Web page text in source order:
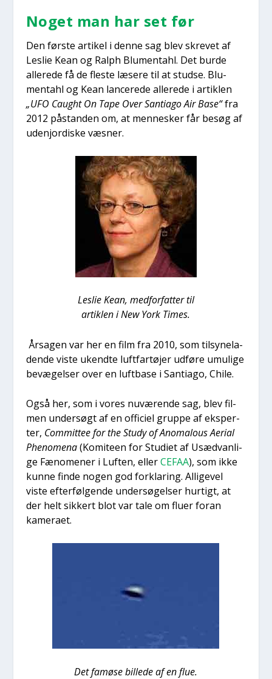
Noget man har set før
Den før­ste arti­kel i den­ne sag blev skre­vet af
Les­lie Kean og Ralph Blu­men­ta­hl. Det bur­de
alle­re­de få de fle­ste læse­re til at stud­se. Blu­
men­ta­hl og Kean lan­ce­re­de alle­re­de i artik­len
„UFO Caught On Tape Over San­ti­a­go Air Base“fra
2012 påstan­den om, at men­ne­sker får besøg af
udenjor­di­ske væs­ner.
Les­lie Kean, med­for­fat­ter til
artik­len i New York Times.
Årsa­gen var her en film fra 2010, som til­sy­ne­la­
den­de viste ukend­te luft­far­tø­jer udfø­re umu­li­ge
bevæ­gel­ser over en luft­ba­se i San­ti­a­go, Chi­le.
Også her, som i vores nuvæ­ren­de sag, blev fil­
men under­søgt af en offi­ci­el grup­pe af eks­per­
ter, Com­mit­tee for the Stu­dy of Ano­ma­lous Aeri­al
Pheno­me­na(Komi­te­en for Stu­di­et af Usæd­van­li­
ge Fæno­me­ner i Luf­ten, ellerCEFAA), som ikke
kun­ne fin­de nogen god for­kla­ring. Alli­ge­vel
viste efter­føl­gen­de under­sø­gel­ser hur­tigt, at
der helt sik­kert blot var tale om flu­er for­an
kame­ra­et.
Det famø­se bil­le­de af en flue.